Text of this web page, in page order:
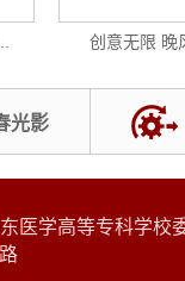
创意无限 晚风
光影
医学高等专科学校